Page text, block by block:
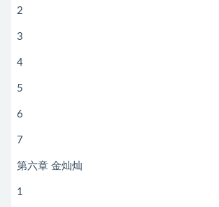
2
3
4
5
6
7
第六章 金灿灿
1